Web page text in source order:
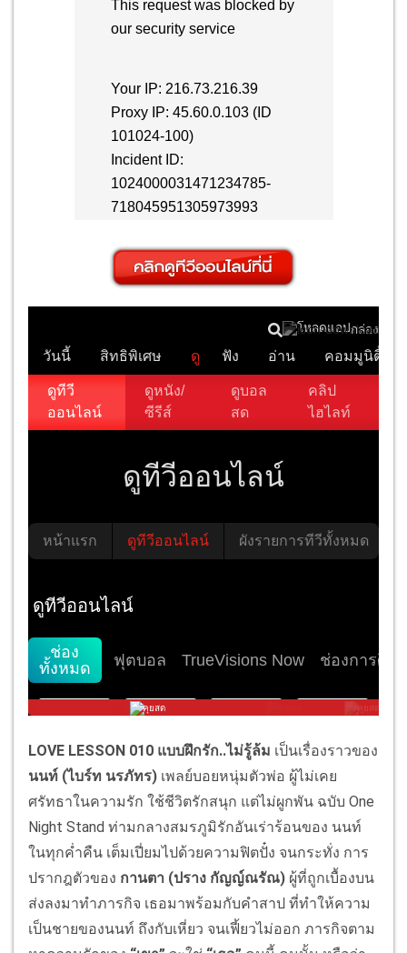
LOVE LESSON 010 แบบฝึกรัก..ไม่รู้ล้ม เป็นเรื่องราวของ
นนท์ (ไบร์ท นรภัทร) เพลย์บอยหนุ่มตัวพ่อ ผู้ไม่เคย
ศรัทธาในความรัก ใช้ชีวิตรักสนุก แต่ไม่ผูกพัน ฉบับ One
Night Stand ท่ามกลางสมรภูมิรักอันเร่าร้อนของ นนท์
ในทุกค่ำคืน เต็มเปี่ยมไปด้วยความฟิตปั๋ง จนกระทั่ง การ
ปรากฎตัวของ กานตา (ปราง กัญญ์ณรัณ) ผู้ที่ถูกเบื้องบน
ส่งลงมาทำภารกิจ เธอมาพร้อมกับคำสาป ที่ทำให้ความ
เป็นชายของนนท์ ถึงกับเหี่ยว จนเฟี้ยวไม่ออก ภารกิจตาม